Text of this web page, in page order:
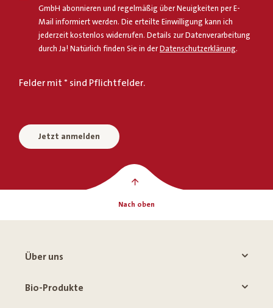
GmbH abonnieren und regelmäßig über Neuigkeiten per E-
Mail informiert werden. Die erteilte Einwilligung kann ich
jederzeit kostenlos widerrufen. Details zur Datenverarbeitung
durch Ja! Natürlich finden Sie in derDatenschutzerklärung.
Felder mit * sind Pflichtfelder.
Jetzt anmelden
Nach oben
Über uns
Bio-Produkte